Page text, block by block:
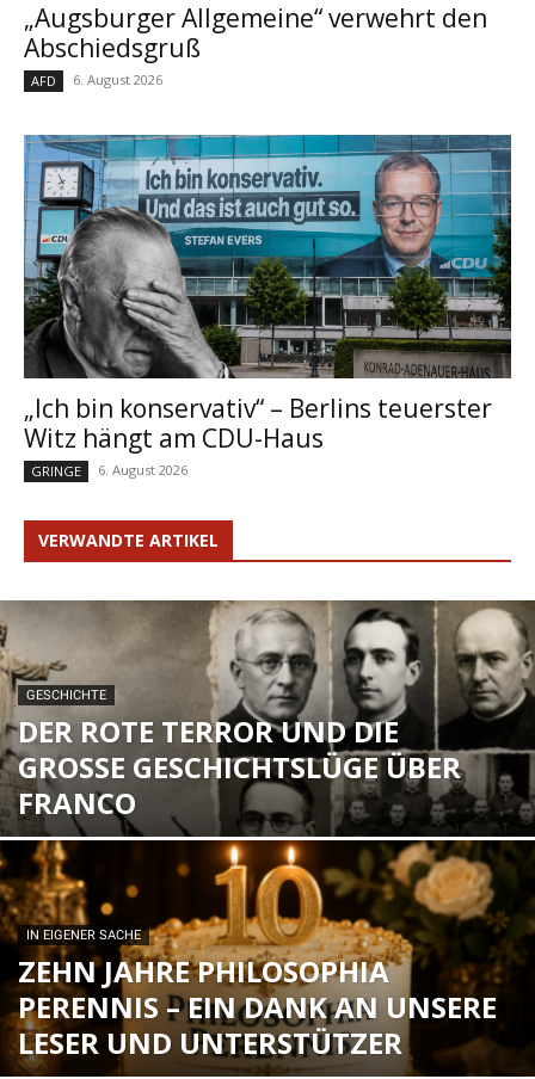
„Augsburger Allgemeine“ verwehrt den
Abschiedsgruß
AFD 6. August 2026
„Ich bin konservativ“ – Berlins teuerster
Witz hängt am CDU-Haus
GRINGE 6. August 2026
VERWANDTE ARTIKEL
GESCHICHTE
DER ROTE TERROR UND DIE
GROSSE GESCHICHTSLÜGE ÜBER F
RANCO
IN EIGENER SACHE
ZEHN JAHRE PHILOSOPHIA
PERENNIS – EIN DANK AN UNSERE
LESER UND UNTERSTÜTZER